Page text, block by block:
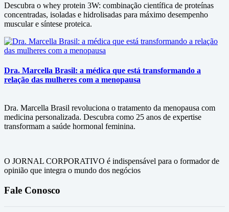
Descubra o whey protein 3W: combinação científica de proteínas
concentradas, isoladas e hidrolisadas para máximo desempenho
muscular e síntese proteica.
Dra. Marcella Brasil: a médica que está transformando a
relação das mulheres com a menopausa
Dra. Marcella Brasil revoluciona o tratamento da menopausa com
medicina personalizada. Descubra como 25 anos de expertise
transformam a saúde hormonal feminina.
O JORNAL CORPORATIVO é indispensável para o formador de
opinião que integra o mundo dos negócios
Fale Conosco